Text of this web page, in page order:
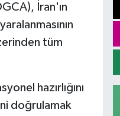
İran'ın
tüm
hazırlığını
doğrulamak